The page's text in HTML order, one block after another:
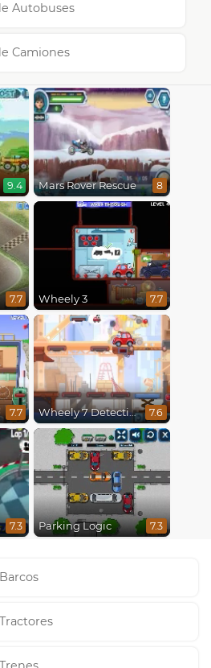
Autobuses
Camiones
9.4 Mars Rover Rescue 8
7.7 Wheely 3 7.7
7.7 Wheely 7 Detective 7.6
7.3 Parking Logic 7.3